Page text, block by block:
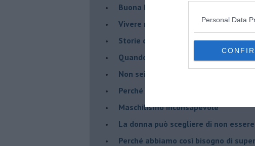
Personal Data
​Buona Pasqua e … buona rinascita!
​Vivere nell’incertezza
​Storie di rinascita: i Take That
​Quando la rigidità del terapeuta è
​Non sei indietro, stai seguendo il tuo
​Perché abbiamo bisogno di Sanremo?
​Maschilismo inconsapevole
​La donna può scegliere di non
​Perché abbiamo così bisogno di